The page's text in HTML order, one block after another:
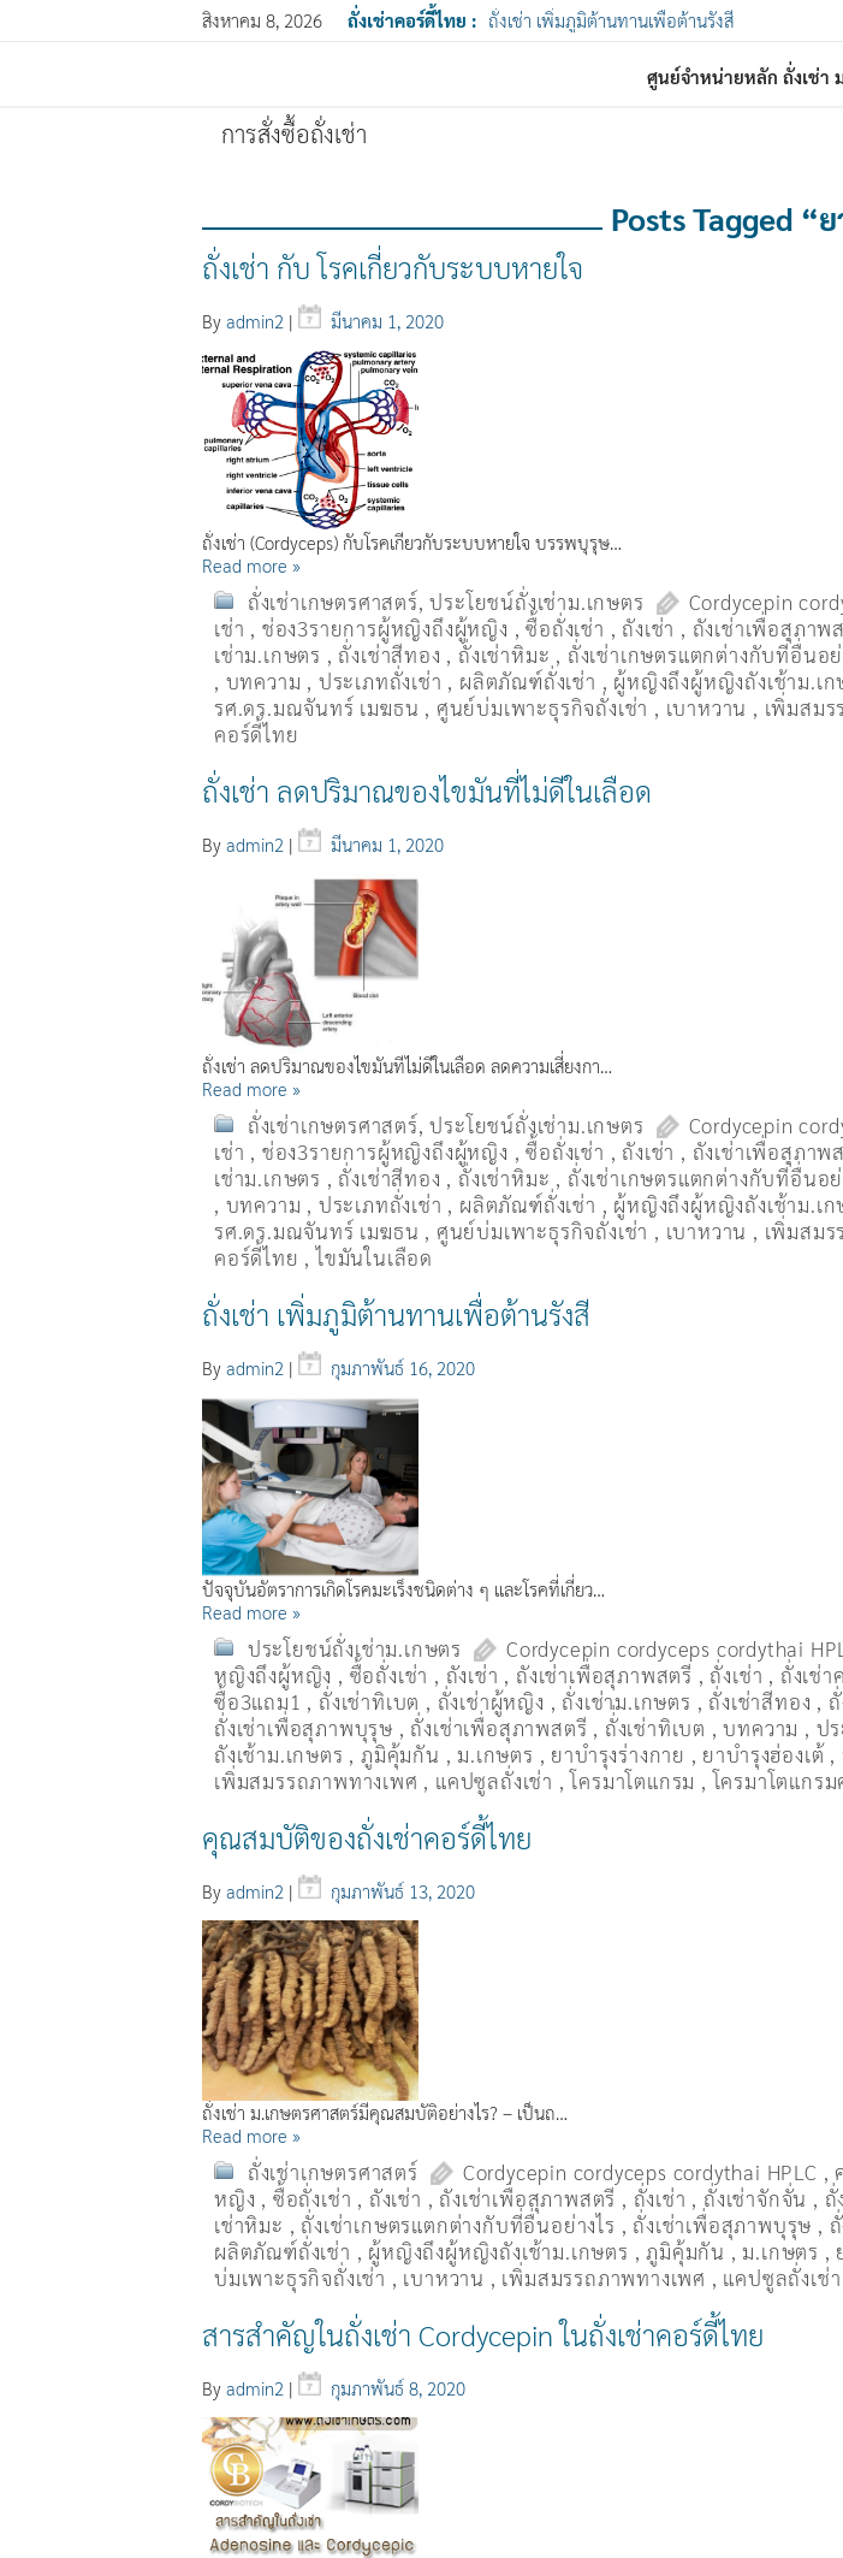
สิงหาคม 8, 2026 ถั่งเช่าคอร์ดี้ไทย : ถั่งเช่า เพิ่มภูมิต้านทานเพื่อต้านรังสี
ศูนย์จำหน่ายหลัก ถั่งเช่า
การสั่งซื้อถั่งเช่า
Posts Tagged “
ถั่งเช่า กับ โรคเกี่ยวกับระบบหายใจ
By admin2 | มีนาคม 1, 2020
ถั่งเช่า (Cordyceps) กับโรคเกี่ยวกับระบบหายใจ บรรพบุรุษ…
Read more »
ถั่งเช่าเกษตรศาสตร์,ประโยชน์ถั่งเช่าม.เกษตร Cordycepin
เช่า , ช่อง3รายการผู้หญิงถึงผู้หญิง ,ซื้อถั่งเช่า , ถังเช่า , ถังเช่าเพื่อสุภาพ
เช่าม.เกษตร , ถั่งเช่าสีทอง , ถั่งเช่าหิมะ , ถั่งเช่าเกษตรแตกต่างกับที่อื่นอย่
, บทความ , ประเภทถั่งเช่า , ผลิตภัณฑ์ถั่งเช่า , ผู้หญิงถึงผู้หญิงถังเช้าม.เก
รศ.ดร.มณจันทร์ เมฆธน , ศูนย์บ่มเพาะธุรกิจถั่งเช่า , เบาหวาน , เพิ่มสมร
คอร์ดี้ไทย
ถั่งเช่า ลดปริมาณของไขมันที่ไม่ดีในเลือด
By admin2 | มีนาคม 1, 2020
ถั่งเช่า ลดปริมาณของไขมันที่ไม่ดีในเลือด ลดความเสี่ยงกา…
Read more »
ถั่งเช่าเกษตรศาสตร์,ประโยชน์ถั่งเช่าม.เกษตร Cordycepin
เช่า , ช่อง3รายการผู้หญิงถึงผู้หญิง ,ซื้อถั่งเช่า , ถังเช่า , ถังเช่าเพื่อสุภาพ
เช่าม.เกษตร , ถั่งเช่าสีทอง , ถั่งเช่าหิมะ , ถั่งเช่าเกษตรแตกต่างกับที่อื่นอย่
, บทความ , ประเภทถั่งเช่า , ผลิตภัณฑ์ถั่งเช่า , ผู้หญิงถึงผู้หญิงถังเช้าม.เก
รศ.ดร.มณจันทร์ เมฆธน , ศูนย์บ่มเพาะธุรกิจถั่งเช่า , เบาหวาน , เพิ่มสมร
คอร์ดี้ไทย ,ไขมันในเลือด
ถั่งเช่า เพิ่มภูมิต้านทานเพื่อต้านรังสี
By admin2 | กุมภาพันธ์ 16, 2020
ปัจจุบันอัตราการเกิดโรคมะเร็งชนิดต่าง ๆ และโรคที่เกี่ยว…
Read more »
ประโยชน์ถั่งเช่าม.เกษตร Cordycepin cordyceps cordythai
หญิงถึงผู้หญิง , ซื้อถั่งเช่า , ถังเช่า , ถังเช่าเพื่อสุภาพสตรี , ถั่งเช่า , ถั่งเช่
ซื้อ3แถม1 , ถั่งเช่าทิเบต , ถั่งเช่าผู้หญิง , ถั่งเช่าม.เกษตร , ถั่งเช่าสีทอง ,
ถั่งเช่าเพื่อสุภาพบุรุษ , ถั่งเช่าเพื่อสุภาพสตรี , ถั่่งเช่าทิเบต ,บทความ , ป
ถังเช้าม.เกษตร ,ภูมิคุ้มกัน ,ม.เกษตร , ยาบำรุงร่างกาย , ยาบำรุงฮ่องเต้ ,
เพิ่มสมรรถภาพทางเพศ , แคปซูลถั่งเช่า ,โครมาโตแกรม ,โครมาโตแกร
คุณสมบัติของถั่งเช่าคอร์ดี้ไทย
By admin2 | กุมภาพันธ์ 13, 2020
ถั่งเช่า ม.เกษตรศาสตร์มีคุณสมบัติอย่างไร? – เป็นถ…
Read more »
ถั่งเช่าเกษตรศาสตร์ Cordycepin cordyceps cordythai HPLC ,
หญิง , ซื้อถั่งเช่า , ถังเช่า , ถังเช่าเพื่อสุภาพสตรี , ถั่งเช่า , ถั่งเช่าจักจั่น , ถั่
เช่าหิมะ , ถั่งเช่าเกษตรแตกต่างกับที่อื่นอย่างไร , ถั่งเช่าเพื่อสุภาพบุรุษ ,
ผลิตภัณฑ์ถั่งเช่า , ผู้หญิงถึงผู้หญิงถังเช้าม.เกษตร ,ภูมิคุ้มกัน ,ม.เกษตร ,
บ่มเพาะธุรกิจถั่งเช่า , เบาหวาน , เพิ่มสมรรถภาพทางเพศ , แคปซูลถั่งเช่า
สารสำคัญในถั่งเช่า Cordycepin ในถั่งเช่าคอร์ดี้ไทย
By admin2 | กุมภาพันธ์ 8, 2020